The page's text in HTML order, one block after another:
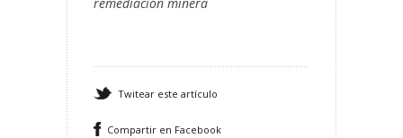
remediación minera
Twitear este artículo
Compartir en Facebook